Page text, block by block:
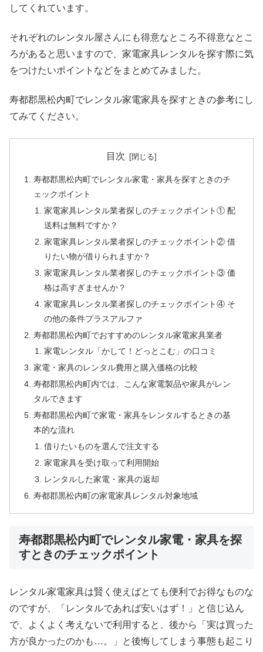
してくれています。
それぞれのレンタル屋さんにも得意なところ不得意なとこ
ろがあると思いますので、家電家具レンタルを探す際に気
をつけたいポイントなどをまとめてみました。
寿都郡黒松内町でレンタル家電家具を探すときの参考にし
てみてください。
目次
寿都郡黒松内町でレンタル家電・家具を探すときのチ
ェックポイント
家電家具レンタル業者探しのチェックポイント① 配
送料は無料ですか？
家電家具レンタル業者探しのチェックポイント② 借
りたい物が借りられますか？
家電家具レンタル業者探しのチェックポイント③ 価
格は高すぎませんか？
家電家具レンタル業者探しのチェックポイント④ そ
の他の条件プラスアルファ
寿都郡黒松内町でおすすめのレンタル家電家具業者
家電レンタル「かして！どっとこむ」の口コミ
家電・家具のレンタル費用と購入価格の比較
寿都郡黒松内町内では、こんな家電製品や家具がレン
タルできます
寿都郡黒松内町で家電・家具をレンタルするときの基
本的な流れ
借りたいものを選んで注文する
家電家具を受け取って利用開始
レンタルした家電・家具の返却
寿都郡黒松内町の家電家具レンタル対象地域
寿都郡黒松内町でレンタル家電・家具を探
すときのチェックポイント
レンタル家電家具は賢く使えばとても便利でお得なものな
のですが、「レンタルであれば安いはず！」と信じ込ん
で、よくよく考えないで利用すると、後から「実は買った
方が良かったのかも…。」と後悔してしまう事態も起こり